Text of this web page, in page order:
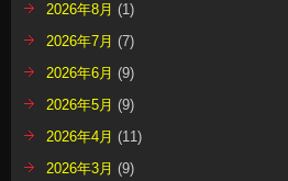
2026年8月 (1)
2026年7月 (7)
2026年6月 (9)
2026年5月 (9)
2026年4月 (11)
2026年3月 (9)